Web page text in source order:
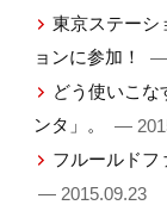
東京ステーシ
ョンに参加！
—
どう使いこな
ンタ」。
—
フルールドフ
— 2015.09.23